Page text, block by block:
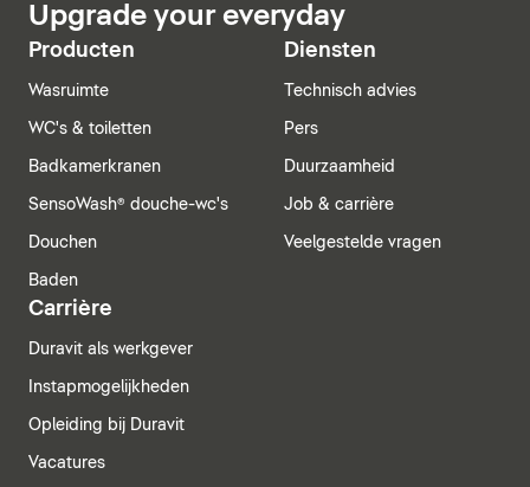
Upgrade your everyday
Producten
Wasruimte
WC's & toiletten
Badkamerkranen
SensoWash® douche-wc's
Douchen
Baden
Diensten
Technisch advies
Pers
Duurzaamheid
Job & carrière
Veelgestelde vragen
Carrière
Duravit als werkgever
Instapmogelijkheden
Opleiding bij Duravit
Vacatures